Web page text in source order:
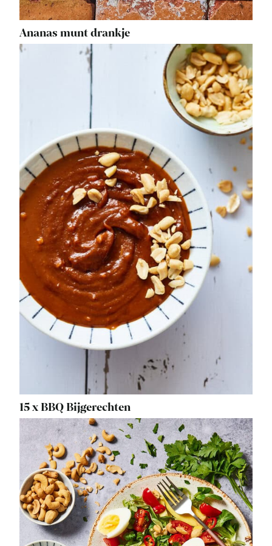
Ananas munt drankje
15 x BBQ Bijgerechten